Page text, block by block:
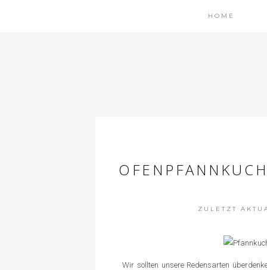
HOME
ZULETZT
Wir sollten unsere Redensarten